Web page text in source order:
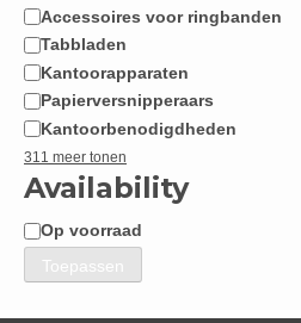
Accessoires voor ringbanden
Tabbladen
Kantoorapparaten
Papierversnipperaars
Kantoorbenodigdheden
311 meer tonen
Availability
Beschikbaarheid
Op voorraad
Toepassen